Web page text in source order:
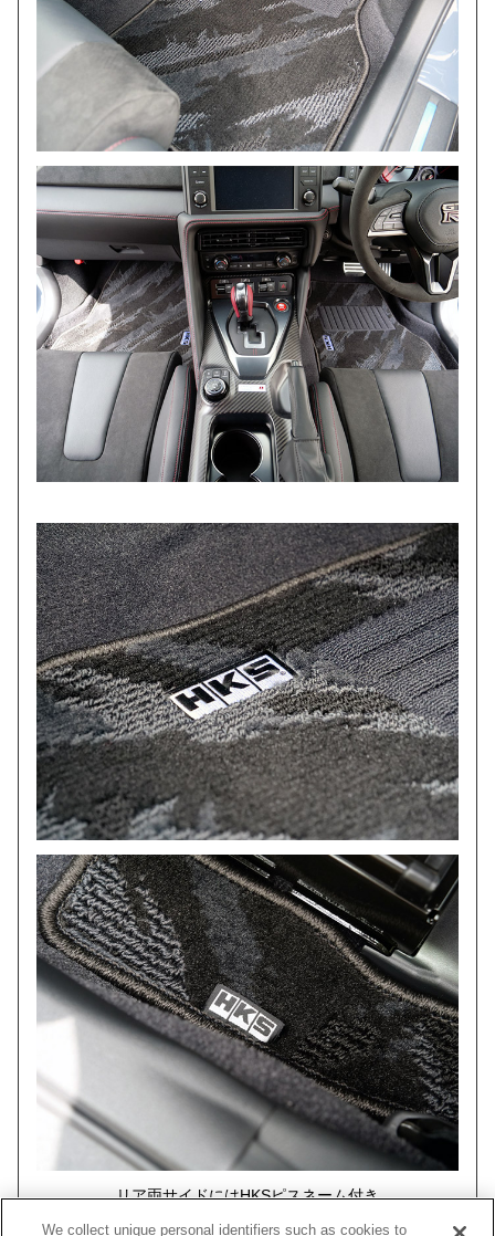
リア両サイドにはHKSピスネーム付き
We collect unique personal identifiers such as cookies to